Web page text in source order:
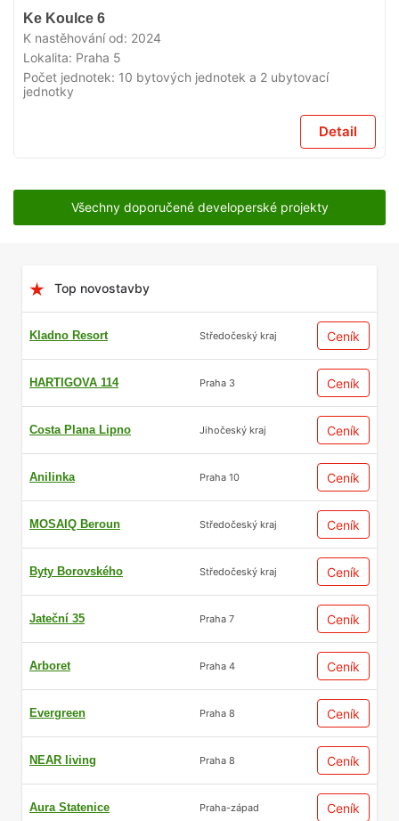
Ke Koulce 6
K nastěhování od: 2024
Lokalita: Praha 5
Počet jednotek: 10 bytových jednotek a 2 ubytovací
jednotky
Detail
Všechny doporučené developerské projekty
Top novostavby
Kladno Resort Středočeský kraj Ceník
HARTIGOVA 114 Praha 3 Ceník
Costa Plana Lipno Jihočeský kraj Ceník
Anilinka Praha 10 Ceník
MOSAIQ Beroun Středočeský kraj Ceník
Byty Borovského Středočeský kraj Ceník
Jateční 35 Praha 7 Ceník
Arboret Praha 4 Ceník
Evergreen Praha 8 Ceník
NEAR living Praha 8 Ceník
Aura Statenice Praha-západ Ceník